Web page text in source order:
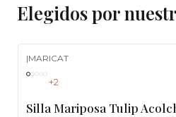
Elegidos por
|MARICAT
+2
Silla Mariposa Tulip